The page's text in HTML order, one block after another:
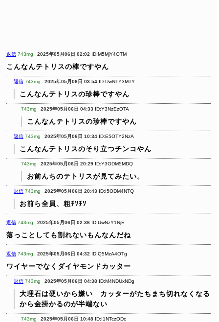
返信 743mg 2025年05月06日 02:02 ID:M5MjY4OTM
こんなんテトリスの棒ですやん
返信 743mg 2025年05月06日 03:54 ID:UwNTY3MTY
こんなんテトリスの珍棒ですやん
743mg 2025年05月06日 04:33 ID:Y3NzEzOTA
こんなんテトリスの珍棒ですやん
返信 743mg 2025年05月06日 10:34 ID:E5OTY2NzA
こんなんテトリスのそり立つチンコやん
743mg 2025年05月06日 20:29 ID:Y3ODM5MDQ
お前んちのテトリスが見てみたい。
返信 743mg 2025年05月06日 20:43 ID:I5ODM4NTQ
お前ら全員、粗ﾁｿﾁｿ
返信 743mg 2025年05月06日 02:36 ID:UwNzY1NjE
落っことしても割れないもんなんだね
返信 743mg 2025年05月06日 04:32 ID:Q5MzA4OTg
ワイヤーでなくダイヤモンドカッター
返信 743mg 2025年05月06日 04:38 ID:M4NDUxNDg
大理石は硬いから嫌い カッターがたちまち切れなくなる
から金掛かるのが半端ない
743mg 2025年05月06日 10:48 ID:I1NTczODc